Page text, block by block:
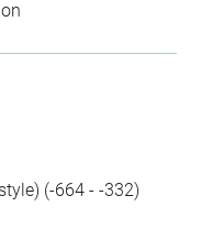
(-664 - -332)